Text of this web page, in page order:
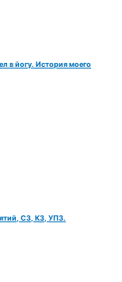
в йогу. История моего
СЗ, КЗ, УПЗ.